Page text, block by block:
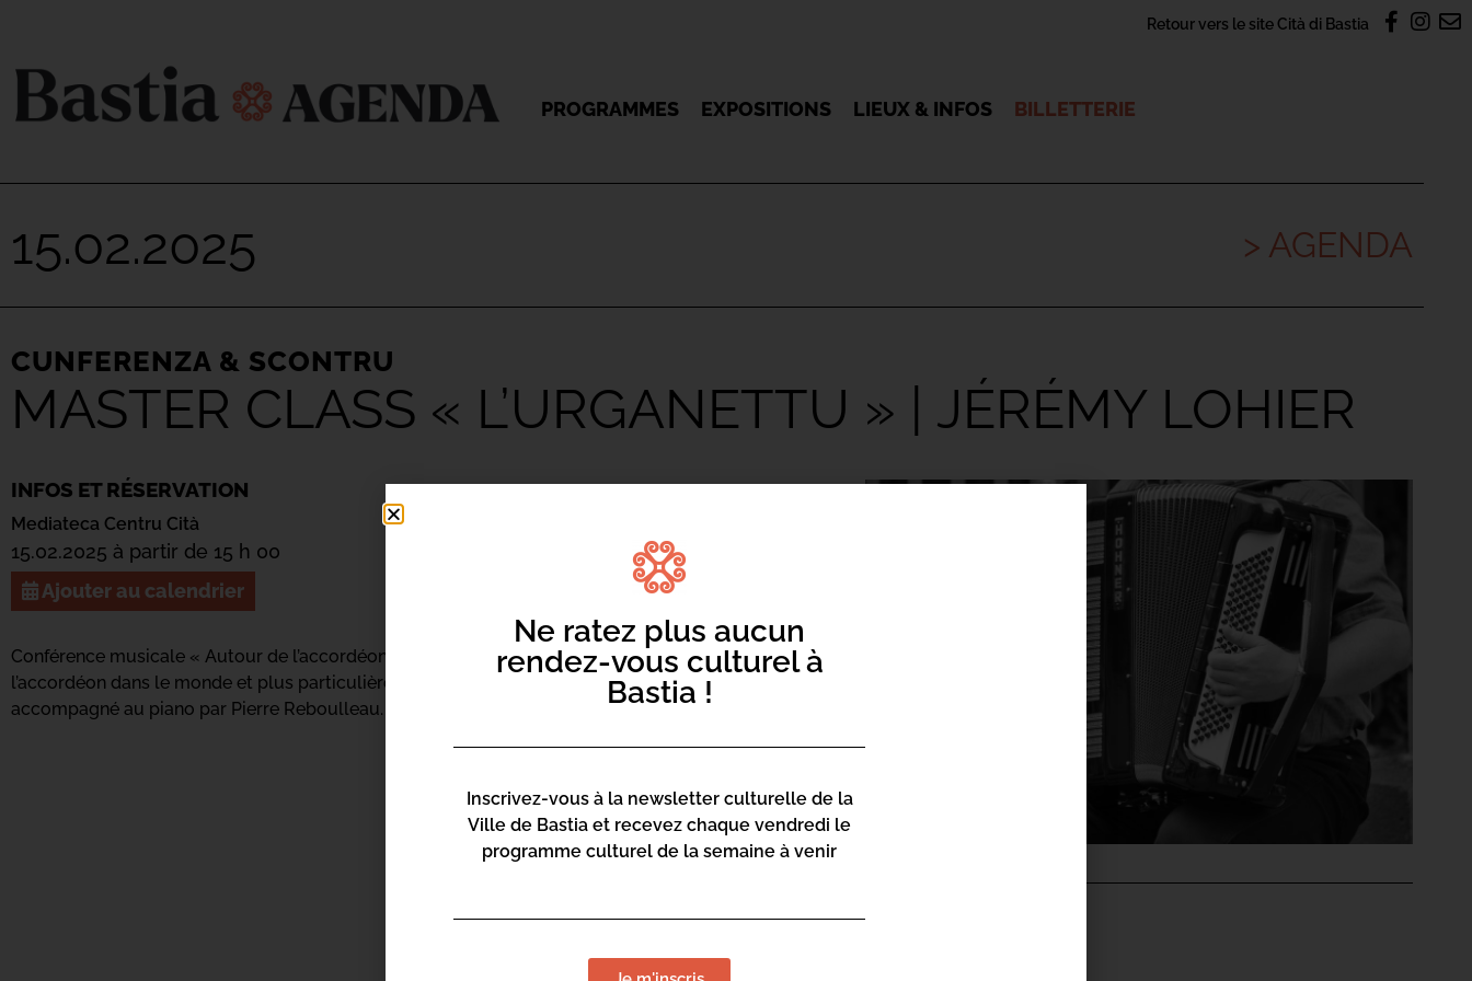
Retour vers le site Cità di Bastia
PROGRAMMES EXPOSITIONS LIEUX & INFOS BILLETTERIE
15.02.2025 > AGENDA
CUNFERENZA & SCONTRU
MASTER CLASS « L’URGANETTU » | JÉRÉMY LOHIER
INFOS ET RÉSERVATION
Mediateca Centru Cità
15.02.2025 à partir de 15 h 00
Ajouter au calendrier
Conférence musicale « Autour de l’accordéon »: histoire, diffusion et analyse de la place de
l’accordéon dans le monde et plus particulièrement en Corse avec l’accordéoniste Jérémy Lohier
accompagné au piano par Pierre Reboulleau.
Ne ratez plus aucun
rendez-vous culturel à
Bastia !
Inscrivez-vous à la newsletter culturelle de la
Ville de Bastia et recevez chaque vendredi le
programme culturel de la semaine à venir